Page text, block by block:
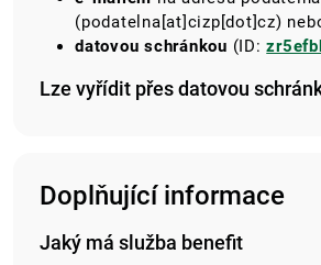
(podatelna[at]cizp[dot]cz)
datovou schránkou (ID:
Lze vyřídit přes datovou
Doplňující informace
Jaký má služba benefit